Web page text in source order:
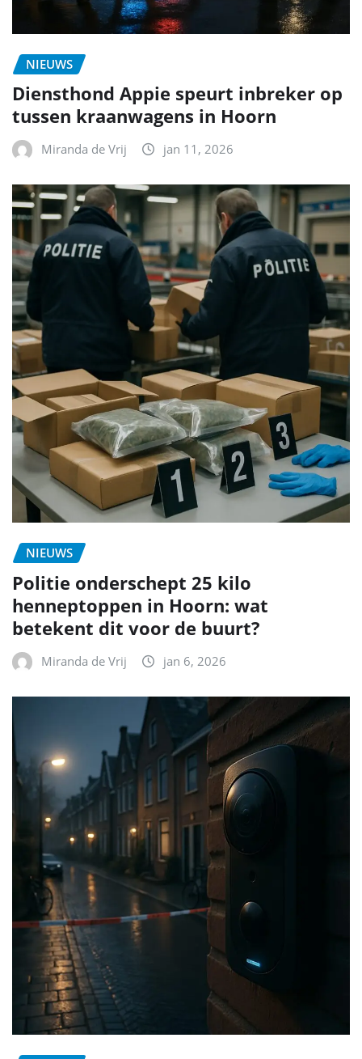
NIEUWS
Diensthond Appie speurt inbreker op
tussen kraanwagens in Hoorn
Miranda de Vrij jan 11, 2026
NIEUWS
Politie onderschept 25 kilo
henneptoppen in Hoorn: wat
betekent dit voor de buurt?
Miranda de Vrij jan 6, 2026